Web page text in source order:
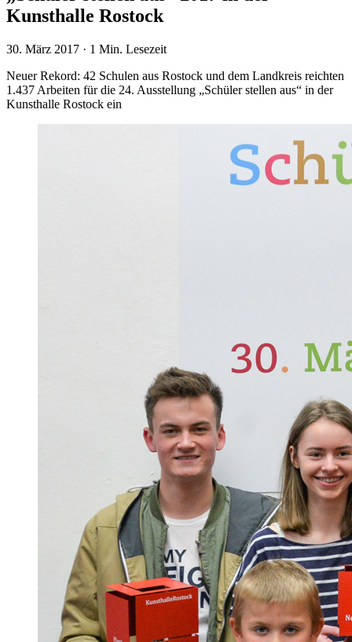
Kunsthalle Rostock
30. März 2017 · 1 Min. Lesezeit
Neuer Rekord: 42 Schulen aus Rostock und dem Landkreis reichten
1.437 Arbeiten für die 24. Ausstellung „Schüler stellen aus“ in der
Kunsthalle Rostock ein